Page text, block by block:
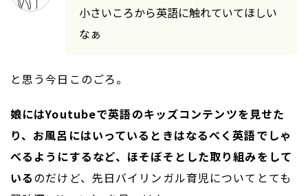
小さいころから英語に触れていてほしい
なぁ
と思う今日このごろ。
娘にはYoutubeで英語のキッズコンテンツを見せた
り、お風呂にはいっているときはなるべく英語でしゃ
べるようにするなど、ほそぼそとした取り組みをして
いるのだけど、先日バイリンガル育児についてとても